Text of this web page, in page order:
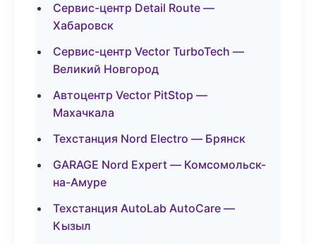
Сервис-центр Detail Route —
Хабаровск
Сервис-центр Vector TurboTech —
Великий Новгород
Автоцентр Vector PitStop —
Махачкала
Техстанция Nord Electro — Брянск
GARAGE Nord Expert — Комсомольск-
на-Амуре
Техстанция AutoLab AutoCare —
Кызыл